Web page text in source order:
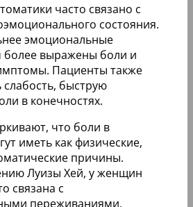
часто связано с
состояния.
эмоциональные
более выражены боли и
Пациенты также
быструю
в конечностях.
что боли в
иметь как физические,
причины.
Луизы Хей, у женщин
связана с
переживаниями,